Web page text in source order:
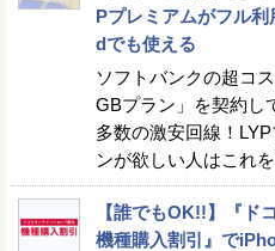
Pプレミアムがフル
dでも使える
ソフトバンクの超コ
GBプラン」を契約し
多数の激安回線！
ンが欲しい人はこれ
【誰でもOK!!】『ド
機種購入割引』で